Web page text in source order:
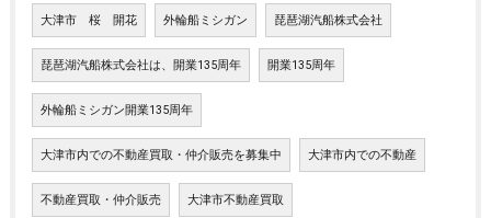
大津市 桜 開花 外輪船ミシガン 琵琶湖汽船株式会社
琵琶湖汽船株式会社は、開業135周年 開業135周年
外輪船ミシガン開業135周年
大津市内での不動産買取・仲介販売を募集中 大津市内での不動産
不動産買取・仲介販売 大津市不動産買取